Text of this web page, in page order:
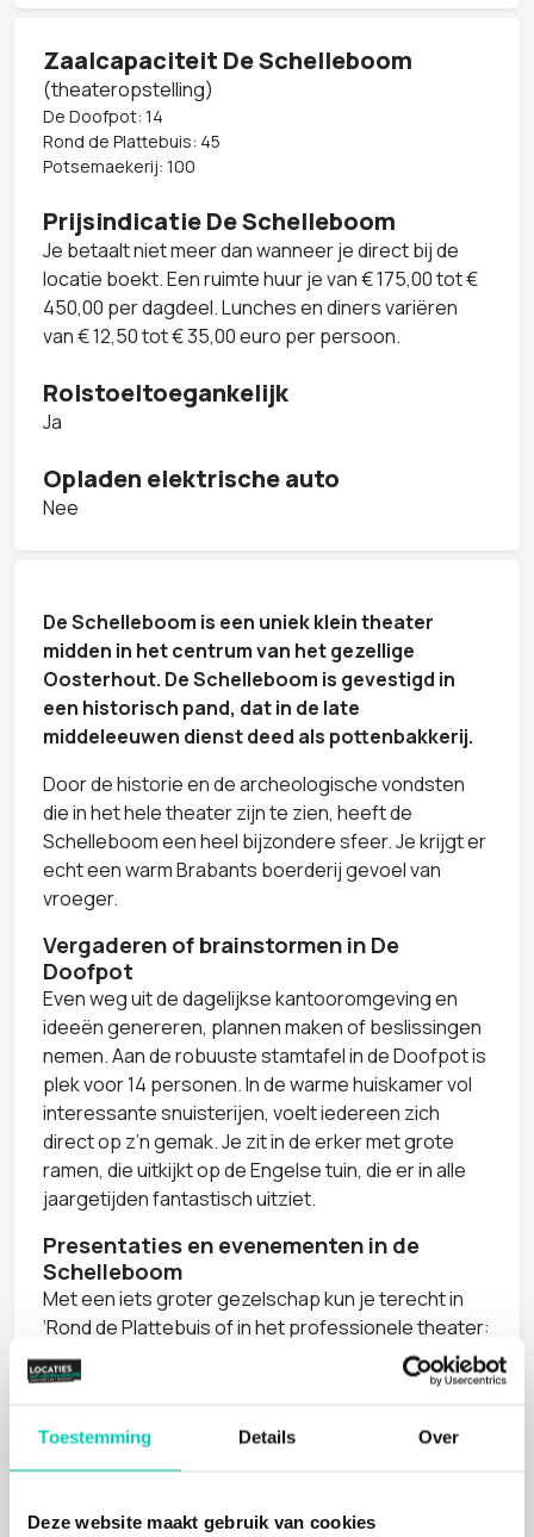
Toestemming Details Over
Deze website maakt gebruik van cookies
Zaalcapaciteit De Schelleboom
(theateropstelling)
De Doofpot: 14
Rond de Plattebuis: 45
Potsemaekerij: 100
Prijsindicatie De Schelleboom
Je betaalt niet meer dan wanneer je direct bij de
locatie boekt. Een ruimte huur je van € 175,00 tot €
450,00 per dagdeel. Lunches en diners variëren
van € 12,50 tot € 35,00 euro per persoon.
Rolstoeltoegankelijk
Ja
Opladen elektrische auto
Nee
De Schelleboom is een uniek klein theater
midden in het centrum van het gezellige
Oosterhout. De Schelleboom is gevestigd in
een historisch pand, dat in de late
middeleeuwen dienst deed als pottenbakkerij.
Door de historie en de archeologische vondsten
die in het hele theater zijn te zien, heeft de
Schelleboom een heel bijzondere sfeer. Je krijgt er
echt een warm Brabants boerderij gevoel van
vroeger.
Vergaderen of brainstormen in De
Doofpot
Even weg uit de dagelijkse kantooromgeving en
ideeën genereren, plannen maken of beslissingen
nemen. Aan de robuuste stamtafel in de Doofpot is
plek voor 14 personen. In de warme huiskamer vol
interessante snuisterijen, voelt iedereen zich
direct op z’n gemak. Je zit in de erker met grote
ramen, die uitkijkt op de Engelse tuin, die er in alle
jaargetijden fantastisch uitziet.
Presentaties en evenementen in de
Schelleboom
Met een iets groter gezelschap kun je terecht in
‘Rond de Plattebuis of in het professionele theater:
De Potsemaekerij. De grote zaal is voorzien van
een professionele licht- en geluidsinstallatie,
leuk vindt dan vertellen ze iets over de bijzondere
historie van het gebouw
De Schelleboom boek je exclusief